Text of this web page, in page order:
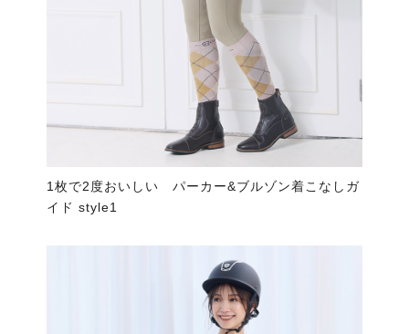
1枚で2度おいしい パーカー&ブルゾン着こなしガ
イド style1